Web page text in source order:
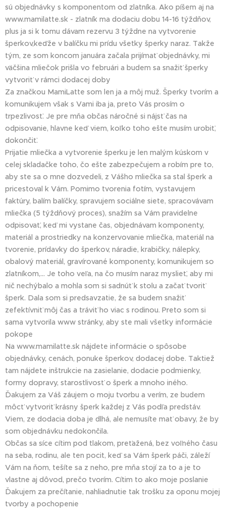
sú objednávky s komponentom od zlatníka. Ako píšem aj na
www.mamilatte.sk - zlatník ma dodaciu dobu 14-16 týždňov,
plus ja si k tomu dávam rezervu 3 týždne na vytvorenie
šperkov,keďže v balíčku mi prídu všetky šperky naraz. Takže
tým, ze som koncom januára začala prijímať objednávky, mi
väčšina mliečok prišla vo februári a budem sa snažiť šperky
vytvoriť v rámci dodacej doby 💕
Za značkou MamiLatte som len ja a môj muž. Šperky tvorím a
komunikujem však s Vami iba ja, preto Vás prosím o
trpezlivosť. Je pre mňa občas náročné si nájsť čas na
odpisovanie, hlavne keď viem, koľko toho ešte musím urobiť,
dokončiť.
Prijatie mliečka a vytvorenie šperku je len malým kúskom v
celej skladačke toho, čo ešte zabezpečujem a robím pre to,
aby ste sa o mne dozvedeli, z Vášho mliečka sa stal šperk a
pricestoval k Vám. Pomimo tvorenia fotím, vystavujem
faktúry, balím balíčky, spravujem sociálne siete, spracovávam
mliečka (5 týždňový proces), snažím sa Vám pravidelne
odpisovať, keď mi vystane čas, objednávam komponenty,
materiál a prostriedky na konzervovanie mliečka, materiál na
tvorenie, prídavky do šperkov, náradie, krabičky, nálepky,
obalový materiál, gravírované komponenty, komunikujem so
zlatníkom,... Je toho veľa, na čo musím naraz myslieť, aby mi
nič nechýbalo a mohla som si sadnúť k stolu a začať tvoriť
šperk. Dala som si predsavzatie, že sa budem snažiť
zefektívniť môj čas a tráviť ho viac s rodinou. Preto som si
sama vytvorila www stránky, aby ste mali všetky informácie
pokope 💗
Na www.mamilatte.sk nájdete informácie o spôsobe
objednávky, cenách, ponuke šperkov, dodacej dobe. Taktiež
tam nájdete inštrukcie na zasielanie, dodacie podmienky,
formy dopravy, starostlivosť o šperk a mnoho iného.
Ďakujem za Váš záujem o moju tvorbu a verím, ze budem
môcť vytvoriť krásny šperk každej z Vás podľa predstáv.
Viem, ze dodacia doba je dlhá, ale nemusíte mať obavy, že by
som objednávku nedokončila.
Občas sa síce cítim pod tlakom, preťažená, bez voľného času
na seba, rodinu, ale ten pocit, keď sa Vám šperk páči, záleží
Vám na ňom, tešíte sa z neho, pre mňa stojí za to a je to
vlastne aj dôvod, prečo tvorím. Cítim to ako moje poslanie 🥰
Ďakujem za prečítanie, nahliadnutie tak trošku za oponu mojej
tvorby a pochopenie 🥰